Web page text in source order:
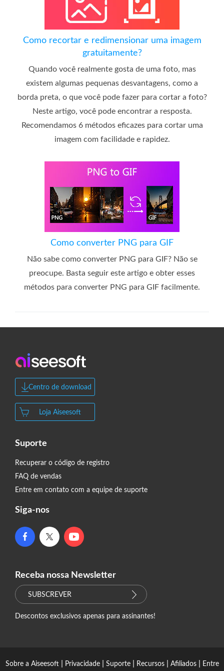
Como recortar e redimensionar uma imagem
gratuitamente?
Quando você realmente gosta de uma foto, mas
existem algumas pequenas desvantagens, como a
borda preta, o que você pode fazer para cortar a foto?
Neste artigo, você pode encontrar a resposta.
Recomendamos 6 métodos eficazes para cortar uma
imagem com facilidade e rapidez.
Como converter PNG para GIF
Não sabe como converter PNG para GIF? Não se
preocupe. Basta seguir este artigo e obter esses
métodos para converter PNG para GIF facilmente.
Centro de download
Loja Aiseesoft
Suporte
Recuperar o código de registro
FAQ de vendas
Entre em contato com a equipe de suporte
Siga-nos
Receba nossa Newsletter
SUBSCREVER
Descontos exclusivos apenas para assinantes!
Sobre a Aiseesoft| Privacidade| Suporte| Recursos| Afiliados| Entre